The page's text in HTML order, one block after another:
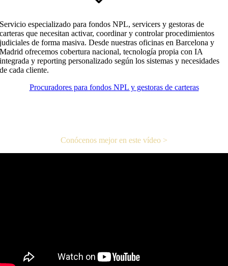
Servicio especializado para fondos NPL, servicers y gestoras de
carteras que necesitan activar, coordinar y controlar procedimientos
judiciales de forma masiva. Desde nuestras oficinas en Barcelona y
Madrid ofrecemos cobertura nacional, tecnología propia con IA
integrada y reporting personalizado según los sistemas y necesidades
de cada cliente.
Procuradores para fondos NPL y gestoras de carteras
Conócenos mejor en este vídeo >